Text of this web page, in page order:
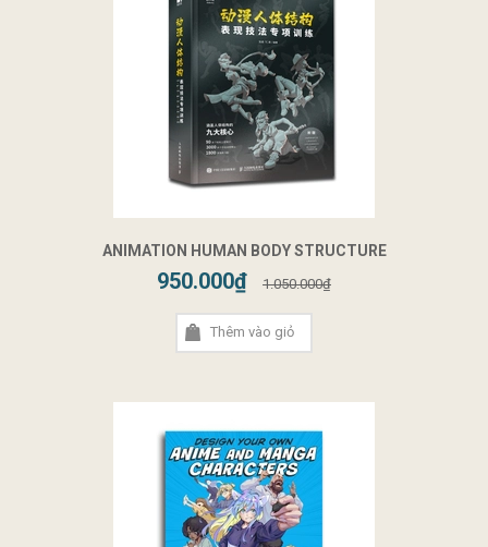
ANIMATION HUMAN BODY STRUCTURE
950.000₫ 1.050.000₫
Thêm vào giỏ